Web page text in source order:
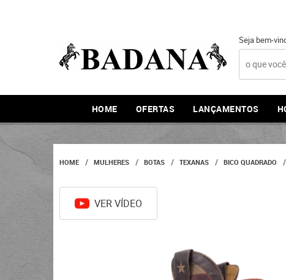
Seja bem-
HOME OFERTAS LANÇAMENTOS
HOME MULHERES BOTAS TEXANAS BICO QUADRADO
VER VÍDEO